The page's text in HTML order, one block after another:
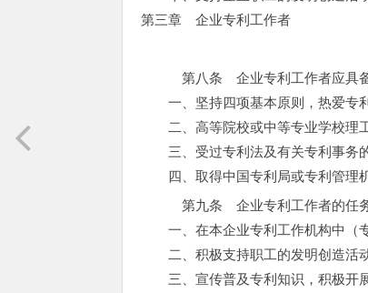
第三章 企业专利工作者
第八条 企业专利工作者应具
一、坚持四项基本原则，热爱专利
二、高等院校或中等专业学校理工
三、受过专利法及有关专利事务的
四、取得中国专利局或专利管理机
第九条 企业专利工作者的任
一、在本企业专利工作机构中（专
二、积极支持职工的发明创造活动
三、宣传普及专利知识，积极开展